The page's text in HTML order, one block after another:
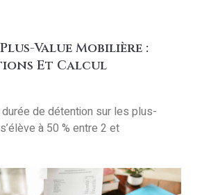
Value Mobilière :
Et Calcul
durée de détention sur les plus-
à 50 % entre 2 et